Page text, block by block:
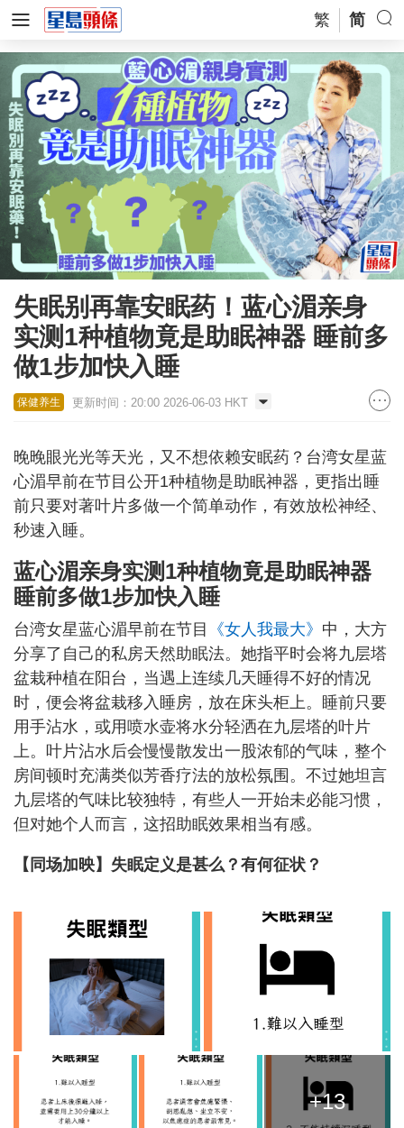
繁 简
失眠别再靠安眠药！蓝心湄亲身
实测1种植物竟是助眠神器 睡前多
做1步加快入睡
保健养生 更新时间：20:00 2026-06-03 HKT
晚晚眼光光等天光，又不想依赖安眠药？台湾女星蓝
心湄早前在节目公开1种植物是助眠神器，更指出睡
前只要对著叶片多做一个简单动作，有效放松神经、
秒速入睡。
蓝心湄亲身实测1种植物竟是助眠神器
睡前多做1步加快入睡
台湾女星蓝心湄早前在节目 《女人我最大》 中，大方
分享了自己的私房天然助眠法。她指平时会将九层塔
盆栽种植在阳台，当遇上连续几天睡得不好的情况
时，便会将盆栽移入睡房，放在床头柜上。睡前只要
用手沾水，或用喷水壶将水分轻洒在九层塔的叶片
上。叶片沾水后会慢慢散发出一股浓郁的气味，整个
房间顿时充满类似芳香疗法的放松氛围。不过她坦言
九层塔的气味比较独特，有些人一开始未必能习惯，
但对她个人而言，这招助眠效果相当有感。
【同场加映】失眠定义是甚么？有何征状？
+13